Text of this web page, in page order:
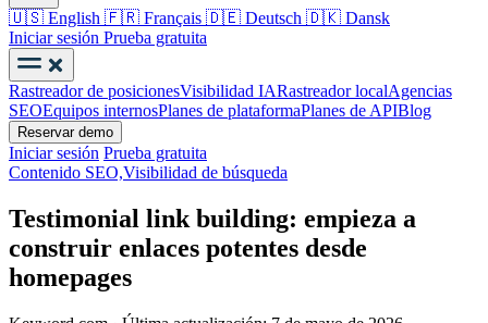
🇺🇸 English 🇫🇷 Français 🇩🇪 Deutsch 🇩🇰 Dansk
Iniciar sesión Prueba gratuita
Rastreador de posicionesVisibilidad IARastreador localAgencias
SEOEquipos internosPlanes de plataformaPlanes de APIBlog
Reservar demo
Iniciar sesión Prueba gratuita
Contenido SEO,Visibilidad de búsqueda
Testimonial link building: empieza a
construir enlaces potentes desde
homepages